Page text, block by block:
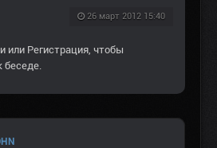
26 март 2012 15:40
или Регистрация , чтобы
беседе.